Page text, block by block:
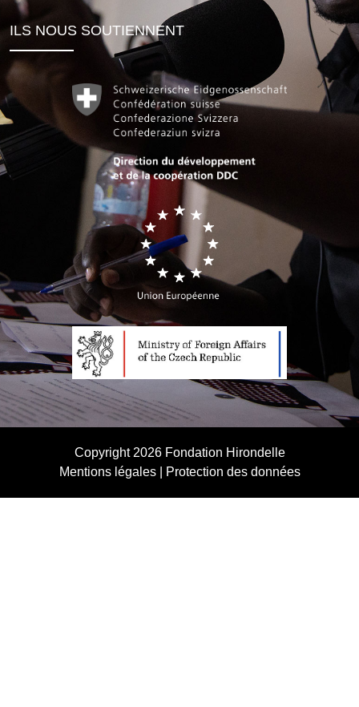
ILS NOUS SOUTIENNENT
Copyright 2026 Fondation Hirondelle
Mentions légales| Protection des données